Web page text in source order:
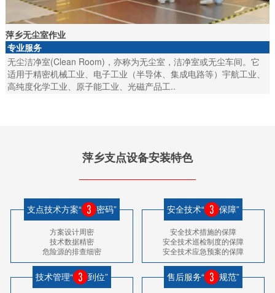
萍乡无尘室作业
专业服务
无尘洁净室(Clean Room)，亦称为无尘室，洁净室或无尘车间。它
适用于精密机械工业、电子工业（半导体、集成电路等）宇航工业、
高纯度化学工业、原子能工业、光磁产品工..
萍乡支点设备安装特色
支点技术方案“ 密码”
方案设计周密
技术数据精密
危险源的排查细密
安全技术“ 保障”
安全技术措施的保障
安全技术巡检制度的保障
安全技术应急预案的保障
技术管理“ 到位” 售后服务“ 规范”